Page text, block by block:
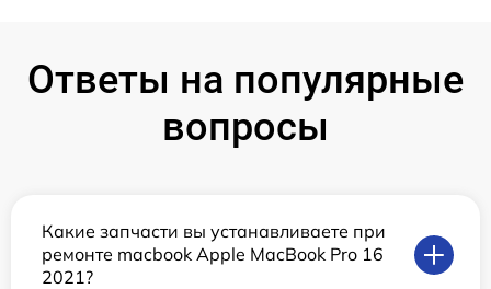
Ответы на популярные
вопросы
Какие запчасти вы устанавливаете при
ремонте macbook Apple MacBook Pro 16
2021?